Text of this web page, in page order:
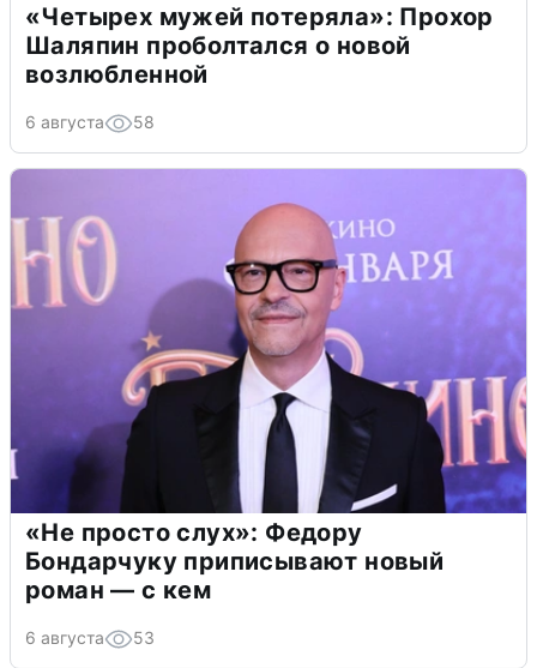
«Четырех мужей потеряла»: Прохор
Шаляпин проболтался о новой
возлюбленной
6 августа 58
«Не просто слух»: Федору
Бондарчуку приписывают новый
роман — с кем
6 августа 53